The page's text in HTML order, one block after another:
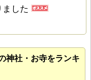
した
神社・お寺をランキ